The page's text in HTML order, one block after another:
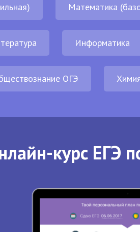
Математика
Информатика
ОГЭ
курс ЕГЭ